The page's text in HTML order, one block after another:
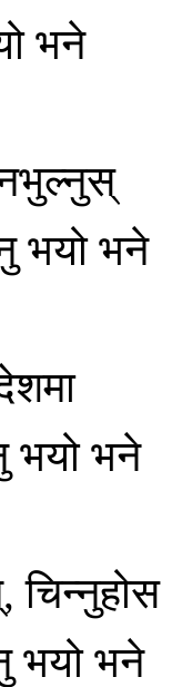
भने
भयो भने
भयो भने
चिन्नुहोस
भयो भने